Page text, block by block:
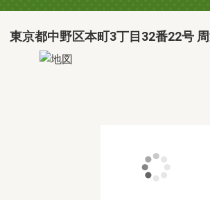
東京都中野区本町3丁目32番22号